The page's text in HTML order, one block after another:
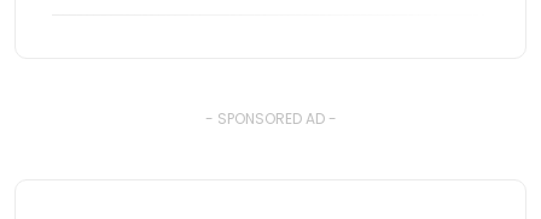
- SPONSORED AD -